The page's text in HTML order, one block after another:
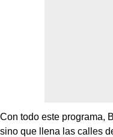
Con todo este programa,
sino que llena las calles